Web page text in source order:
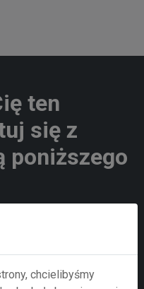
ten
się z
poniższego
chcielibyśmy